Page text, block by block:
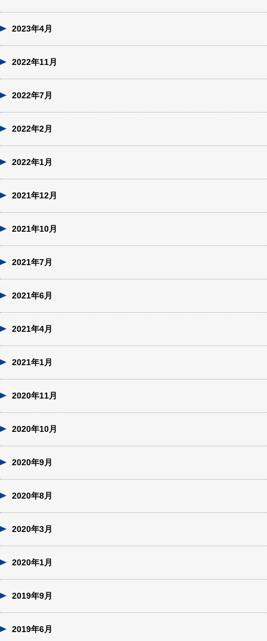
2023年4月
2022年11月
2022年7月
2022年2月
2022年1月
2021年12月
2021年10月
2021年7月
2021年6月
2021年4月
2021年1月
2020年11月
2020年10月
2020年9月
2020年8月
2020年3月
2020年1月
2019年9月
2019年6月